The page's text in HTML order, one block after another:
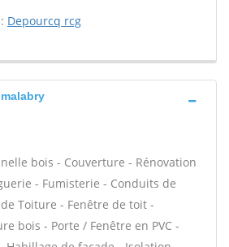
Depourcq rcg
bois - Couverture - Rénovation
- Fumisterie - Conduits de
Toiture - Fenêtre de toit -
bois - Porte / Fenêtre en PVC -